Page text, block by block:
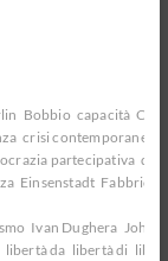
Bobbio capacità
crisi contemporanee
partecipativa
Einsenstadt Fabbrica
Ivan Dughera John
libertà da libertà di